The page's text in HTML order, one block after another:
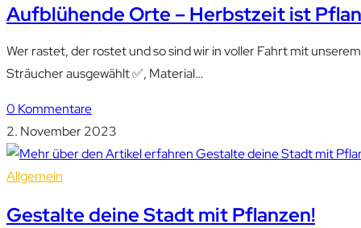
Aufblühende Orte – Herbstzeit ist
Wer rastet, der rostet und so sind wir in voller Fahrt mit
Sträucher ausgewählt ✅, Material…
0 Kommentare
2. November 2023
Allgemein
Gestalte deine Stadt mit Pflanzen!